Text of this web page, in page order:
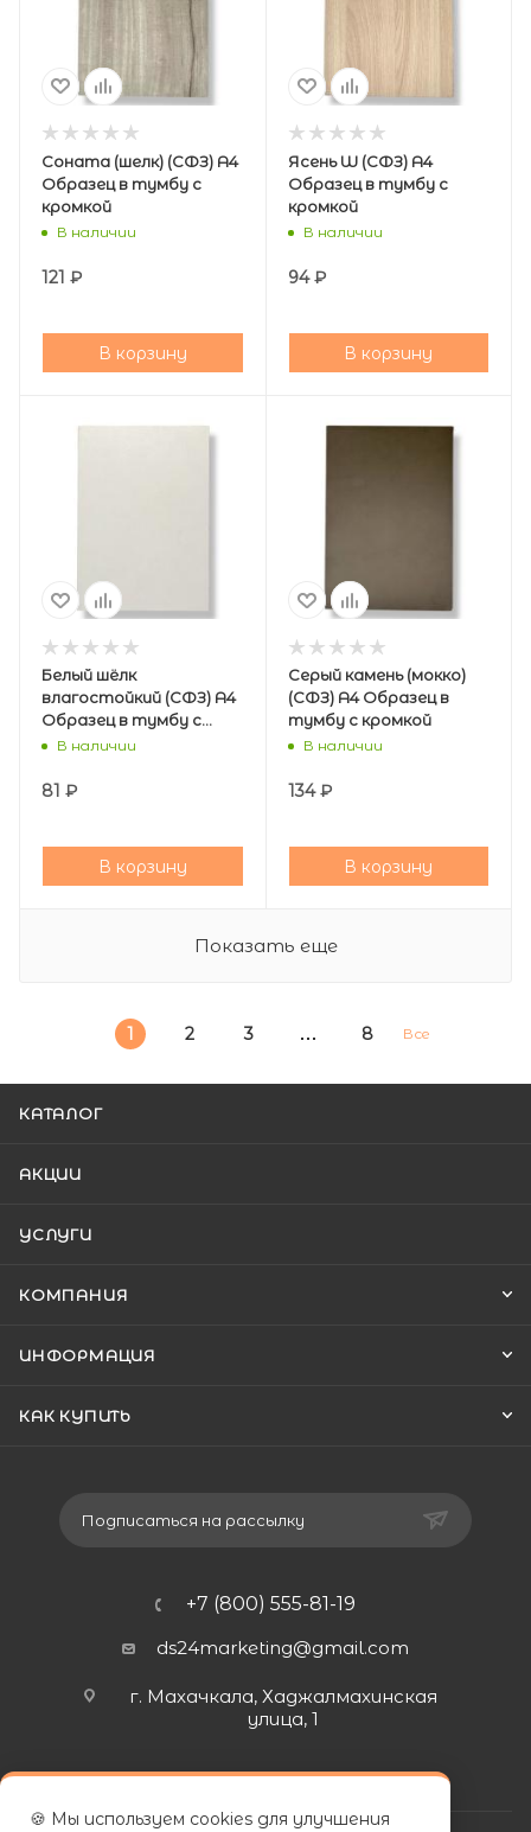
Соната (шелк) (СФЗ) А4
Образец в тумбу с
кромкой
В наличии
121 ₽
В корзину
Ясень W (СФЗ) А4
Образец в тумбу с
кромкой
В наличии
94₽
В корзину
Белый шёлк
влагостойкий (СФЗ) А4
Образец в тумбу с
кромкой
В наличии
81 ₽
В корзину
Серый камень (мокко)
(СФЗ) А4 Образец в
тумбу с кромкой
В наличии
134₽
В корзину
Показать еще
1 2 3 8 Все
КАТАЛОГ
АКЦИИ
УСЛУГИ
КОМПАНИЯ
ИНФОРМАЦИЯ
КАК КУПИТЬ
Подписаться на рассылку
+7 (800) 555-81-19
ds24marketing@gmail.com
г. Махачкала, Хаджалмахинская
улица, 1
🍪 Мы используем cookies для улучшения